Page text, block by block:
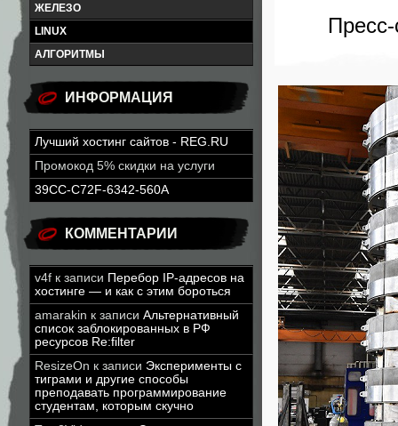
ЖЕЛЕЗО
LINUX
АЛГОРИТМЫ
ИНФОРМАЦИЯ
Лучший хостинг сайтов - REG.RU
Промокод 5% скидки на услуги
39CC-C72F-6342-560A
КОММЕНТАРИИ
v4f к записи Перебор IP-адресов на
хостинге — и как с этим бороться
amarakin к записи Альтернативный
список заблокированных в РФ
ресурсов Re:filter
ResizeOn к записи Эксперименты с
тиграми и другие способы
преподавать программирование
студентам, которым скучно